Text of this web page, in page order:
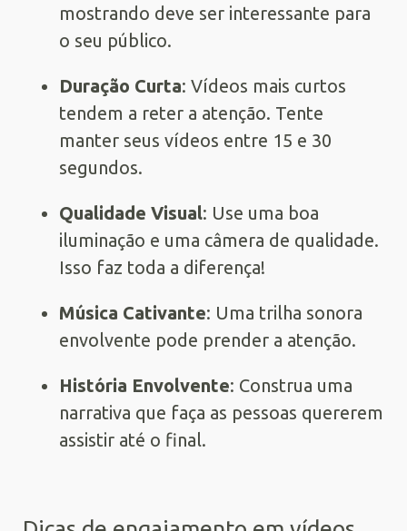
mostrando deve ser interessante para
o seu público.
Duração Curta: Vídeos mais curtos
tendem a reter a atenção. Tente
manter seus vídeos entre 15 e 30
segundos.
Qualidade Visual: Use uma boa
iluminação e uma câmera de qualidade.
Isso faz toda a diferença!
Música Cativante: Uma trilha sonora
envolvente pode prender a atenção.
História Envolvente: Construa uma
narrativa que faça as pessoas quererem
assistir até o final.